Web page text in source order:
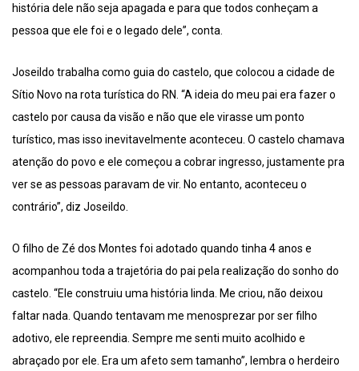
história dele não seja apagada e para que todos conheçam a
pessoa que ele foi e o legado dele”, conta.
Joseildo trabalha como guia do castelo, que colocou a cidade de
Sítio Novo na rota turística do RN. “A ideia do meu pai era fazer o
castelo por causa da visão e não que ele virasse um ponto
turístico, mas isso inevitavelmente aconteceu. O castelo chamava
atenção do povo e ele começou a cobrar ingresso, justamente pra
ver se as pessoas paravam de vir. No entanto, aconteceu o
contrário”, diz Joseildo.
O filho de Zé dos Montes foi adotado quando tinha 4 anos e
acompanhou toda a trajetória do pai pela realização do sonho do
castelo. “Ele construiu uma história linda. Me criou, não deixou
faltar nada. Quando tentavam me menosprezar por ser filho
adotivo, ele repreendia. Sempre me senti muito acolhido e
abraçado por ele. Era um afeto sem tamanho”, lembra o herdeiro